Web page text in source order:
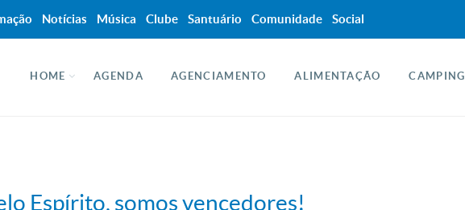
HOME AGENDA AGENCIAMENTO ALIMENTAÇÃO CAMPING
Espírito, somos vencedores!
Notícias Música Clube Santuário Comunidade Social